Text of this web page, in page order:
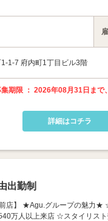
1-7 府内町1丁目ビル3階
期限 ： 2026年08月31日まで
詳細はコチラ
出勤制
前店】 ★Agu.グループの魅力
万人以上来店 ☆スタイリス